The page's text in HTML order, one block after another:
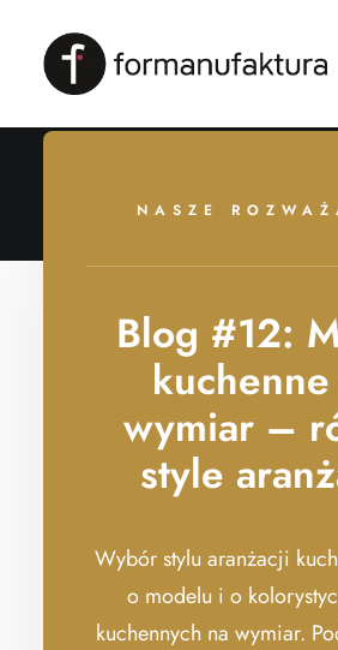
NASZE
Blog #12:
wymiar –
style
Wybór stylu aranżacji
o modelu i o
kuchennych na wymiar.